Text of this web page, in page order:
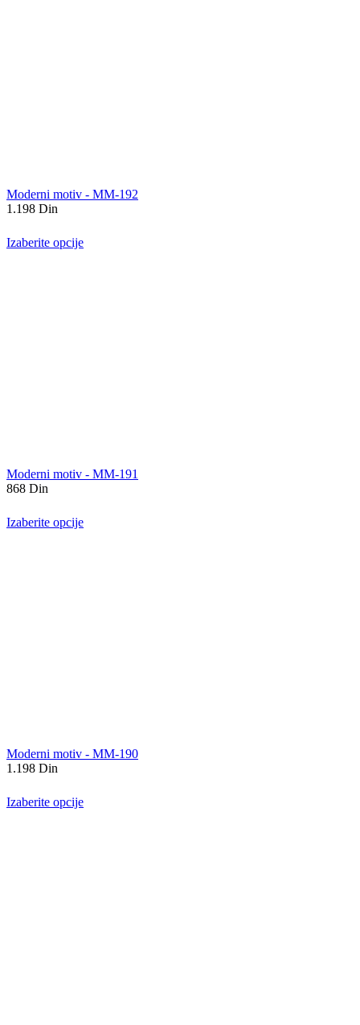
Moderni motiv - MM-192
1.198 Din
Izaberite opcije
Moderni motiv - MM-191
868 Din
Izaberite opcije
Moderni motiv - MM-190
1.198 Din
Izaberite opcije